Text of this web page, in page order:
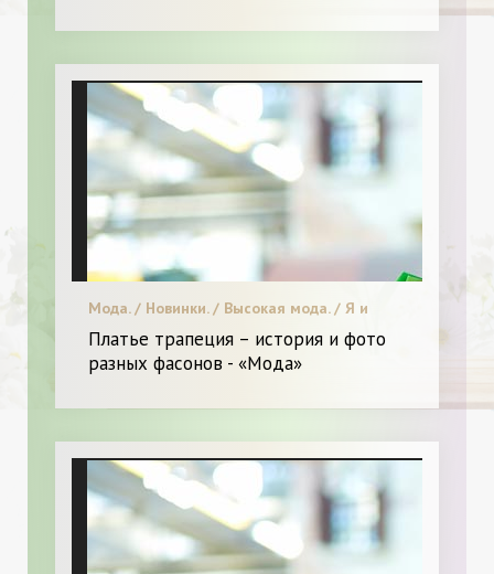
Мода. / Новинки. / Высокая мода. / Я и
Платье трапеция – история и фото
разных фасонов - «Мода»